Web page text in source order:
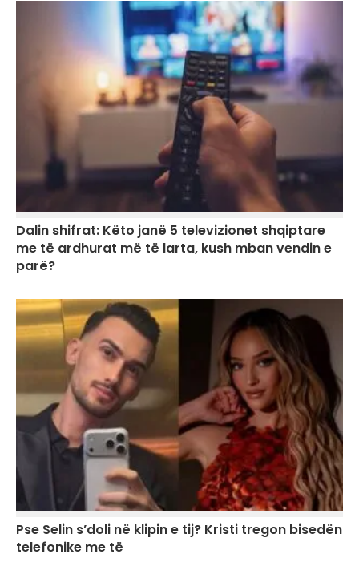
Dalin shifrat: Këto janë 5 televizionet shqiptare
me të ardhurat më të larta, kush mban vendin e
parë?
Pse Selin s’doli në klipin e tij? Kristi tregon bisedën
telefonike me të